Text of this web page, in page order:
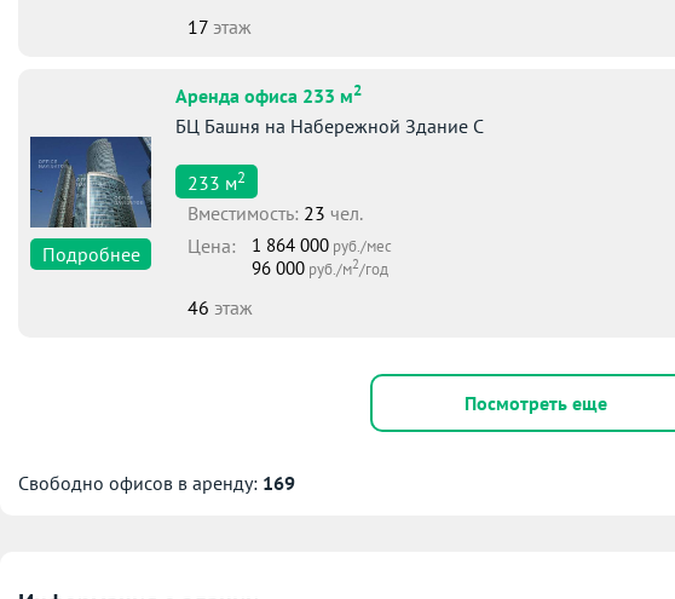
17 этаж
Подробнее
Аренда офиса 233 м2
БЦ Башня на Набережной Здание С
233 м2
Вместимоcть: 23 чел.
Цена:
1 864 000 руб./мес
96 000 руб./м2/год
46 этаж
Посмотреть еще
Свободно офисов в аренду: 169